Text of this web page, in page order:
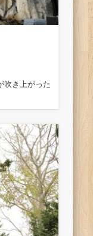
吹き上がった